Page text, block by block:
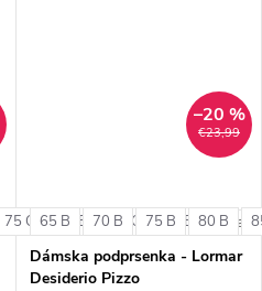
75 C 80 B 80 C 85 B +
€23,99
–20 %
65 B 70 B 75 B 80 B
Dámska podprsenka - Lormar
Desiderio Pizzo